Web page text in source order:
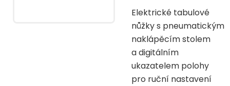
Elektrické tabulové
nůžky s pneumatickým
naklápěcím stolem
a digitálním
ukazatelem polohy
pro ruční nastavení